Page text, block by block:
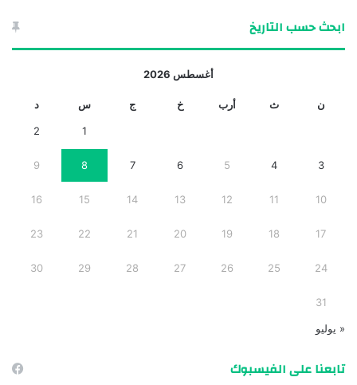
ابحث حسب التاريخ
أغسطس 2026
ن ث أرب خ ج س د
1
2
3
4
5
6
7
8
9
10
11
12
13
14
15
16
17
18
19
20
21
22
23
24
25
26
27
28
29
30
31
« يوليو
تابعنا على الفيسبوك